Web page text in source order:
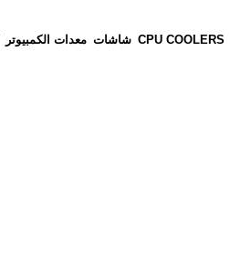
CPU COOLERS شاشات معدات الكمبيوتر